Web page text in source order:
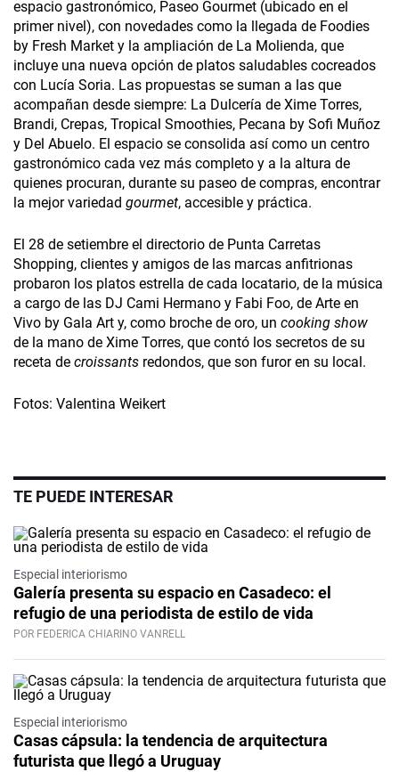
espacio gastronómico, Paseo Gourmet (ubicado en el
primer nivel), con novedades como la llegada de Foodies
by Fresh Market y la ampliación de La Molienda, que
incluye una nueva opción de platos saludables cocreados
con Lucía Soria. Las propuestas se suman a las que
acompañan desde siempre: La Dulcería de Xime Torres,
Brandi, Crepas, Tropical Smoothies, Pecana by Sofi Muñoz
y Del Abuelo. El espacio se consolida así como un centro
gastronómico cada vez más completo y a la altura de
quienes procuran, durante su paseo de compras, encontrar
la mejor variedad gourmet, accesible y práctica.
El 28 de setiembre el directorio de Punta Carretas
Shopping, clientes y amigos de las marcas anfitrionas
probaron los platos estrella de cada locatario, de la música
a cargo de las DJ Cami Hermano y Fabi Foo, de Arte en
Vivo by Gala Art y, como broche de oro, un cooking show
de la mano de Xime Torres, que contó los secretos de su
receta de croissants redondos, que son furor en su local.
Fotos: Valentina Weikert
TE PUEDE INTERESAR
Especial interiorismo
Galería presenta su espacio en Casadeco: el
refugio de una periodista de estilo de vida
POR FEDERICA CHIARINO VANRELL
Especial interiorismo
Casas cápsula: la tendencia de arquitectura
futurista que llegó a Uruguay